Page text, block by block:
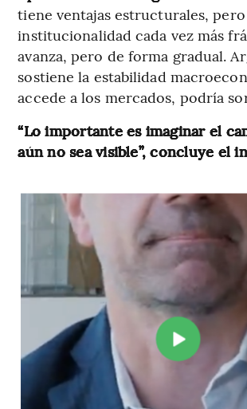
tiene ventajas estructurales,
institucionalidad cada vez más
avanza, pero de forma gradual.
sostiene la estabilidad
accede a los mercados, podría
“Lo importante es imaginar el
aún no sea visible”, concluye el